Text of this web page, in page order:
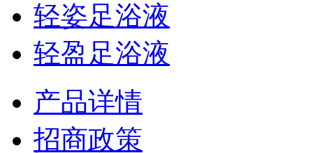
轻姿足浴液
轻盈足浴液
产品详情
招商政策